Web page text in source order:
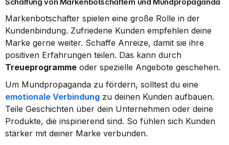
Markenbotschafter spielen eine große Rolle in der
Kundenbindung. Zufriedene Kunden empfehlen deine
Marke gerne weiter. Schaffe Anreize, damit sie ihre
Treueprogramme oder spezielle Angebote geschehen.
emotionale Verbindung zu deinen Kunden aufbauen.
Teile Geschichten über dein Unternehmen oder deine
Produkte, die inspirierend sind. So fühlen sich Kunden
stärker mit deiner Marke verbunden.